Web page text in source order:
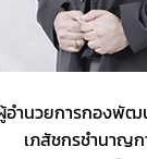
ผู้ช่วยผู้อำนวยการ
เภสัชกรชำน